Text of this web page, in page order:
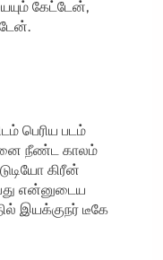
கேட்டேன்,
பெரிய படம்
நீண்ட காலம்
கிரீன்
என்னுடைய
இயக்குநர் டீகே